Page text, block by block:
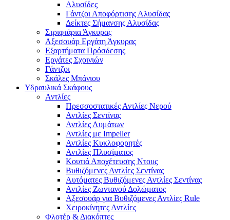
Αλυσίδες
Γάντζοι Αποφόρτισης Αλυσίδας
Δείκτες Σήμανσης Αλυσίδας
Στριφτάρια Άγκυρας
Αξεσουάρ Εργάτη Άγκυρας
Εξαρτήματα Πρόσδεσης
Εργάτες Σχοινιών
Γάντζοι
Σκάλες Μπάνιου
Υδραυλικά Σκάφους
Αντλίες
Πρεσσοστατικές Αντλίες Νερού
Αντλίες Σεντίνας
Αντλίες Λυμάτων
Αντλίες με Impeller
Αντλίες Κυκλοφορητές
Αντλίες Πλυσίματος
Κουτιά Αποχέτευσης Ντους
Βυθιζόμενες Αντλίες Σεντίνας
Αυτόματες Βυθιζόμενες Αντλίες Σεντίνας
Αντλίες Ζωντανού Δολώματος
Αξεσουάρ για Βυθιζόμενες Αντλίες Rule
Χειροκίνητες Αντλίες
Φλοτέρ & Διακόπτες